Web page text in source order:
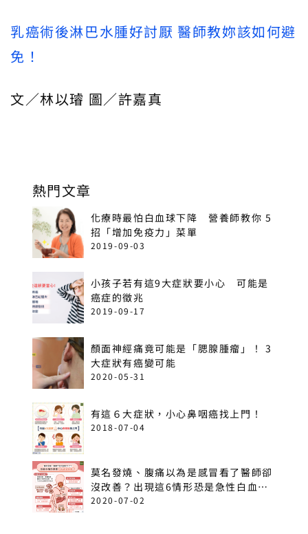
乳癌術後淋巴水腫好討厭 醫師教妳該如何避
免！
文／林以璿 圖／許嘉真
熱門文章
化療時最怕白血球下降 營養師教你 5
招「增加免疫力」菜單
2019-09-03
小孩子若有這9大症狀要小心 可能是
癌症的徵兆
2019-09-17
顏面神經痛竟可能是「腮腺腫瘤」！ 3
大症狀有癌變可能
2020-05-31
有這６大症狀，小心鼻咽癌找上門！
2018-07-04
莫名發燒、腹痛以為是感冒看了醫師卻
沒改善？出現這6情形恐是急性白血
病！
2020-07-02